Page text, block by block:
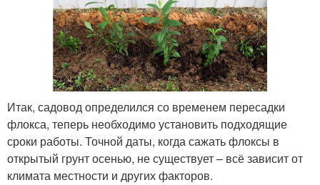
Итак, садовод определился со временем пересадки
флокса, теперь необходимо установить подходящие
сроки работы. Точной даты, когда сажать флоксы в
открытый грунт осенью, не существует – всё зависит от
климата местности и других факторов.